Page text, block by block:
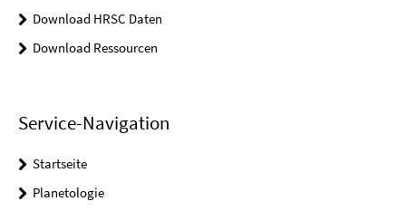
Download HRSC Daten
Download Ressourcen
Service-Navigation
Startseite
Planetologie